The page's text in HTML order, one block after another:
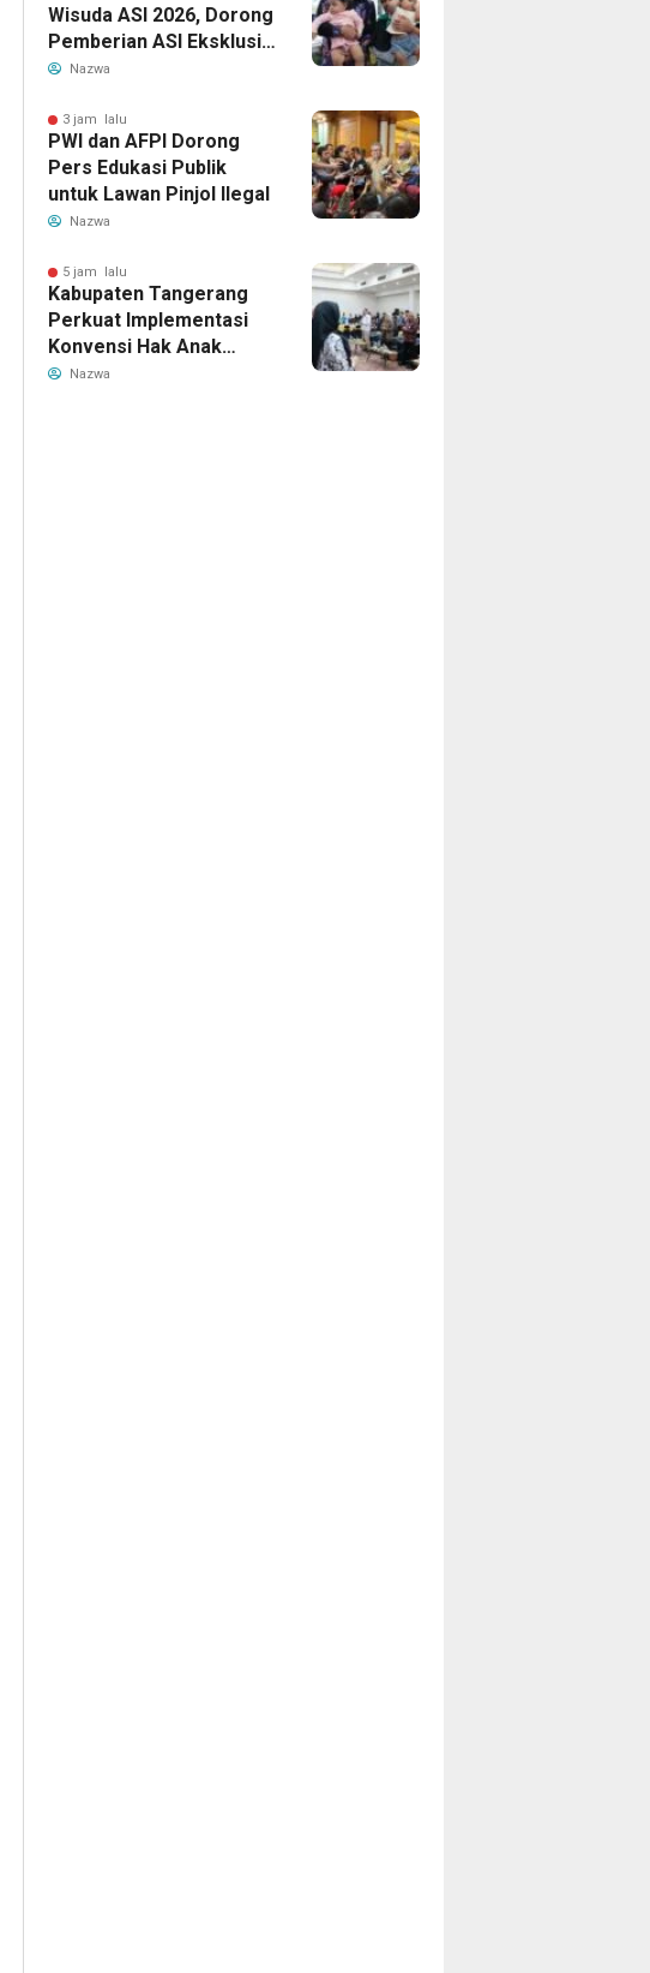
Wisuda ASI 2026, Dorong
Pemberian ASI Eksklusif
untuk Wujudkan
Nazwa
3 jam lalu
PWI dan AFPI Dorong
Pers Edukasi Publik
untuk Lawan Pinjol Ilegal
Nazwa
5 jam lalu
Kabupaten Tangerang
Perkuat Implementasi
Konvensi Hak Anak
Lewat Pelatihan
Nazwa